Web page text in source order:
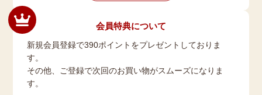
会員特典について
新規会員登録で390ポイントをプレゼントしておりま
す。
その他、ご登録で次回のお買い物がスムーズになりま
す。